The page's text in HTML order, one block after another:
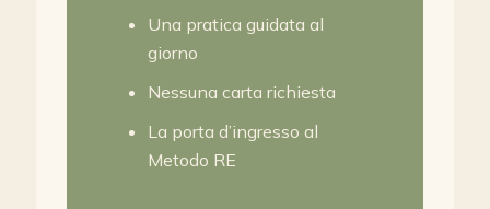
Una pratica guidata al
giorno
Nessuna carta richiesta
La porta d’ingresso al
Metodo RE